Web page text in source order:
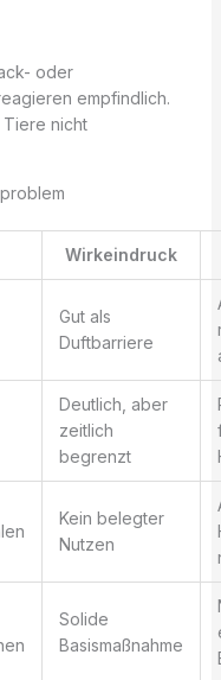
oder
empfindlich.
nicht
Wirkeindruck
Gut als
Duftbarriere
Deutlich, aber
zeitlich
begrenzt
Kein belegter
Nutzen
Solide
Basismaßnahme